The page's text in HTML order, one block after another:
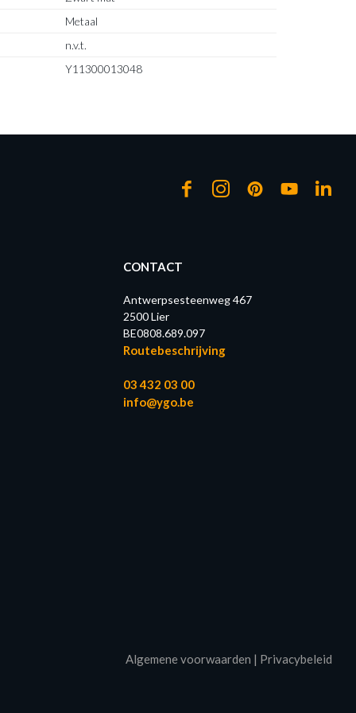
Metaal
n.v.t.
Y11300013048
CONTACT
Antwerpsesteenweg 467
2500 Lier
BE0808.689.097
Routebeschrijving
03 432 03 00
info@ygo.be
Algemene voorwaarden | Privacybeleid